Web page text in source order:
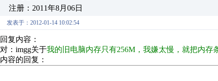
注册：2011年8月06日
发表于：2012-01-14 10:02:54
回复内容：
对：imgg关于我的旧电脑内存只有256M，我嫌太慢，就把内
内容的回复：